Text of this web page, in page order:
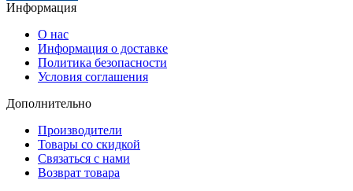
Информация
О нас
Информация о доставке
Политика безопасности
Условия соглашения
Дополнительно
Производители
Товары со скидкой
Связаться с нами
Возврат товара